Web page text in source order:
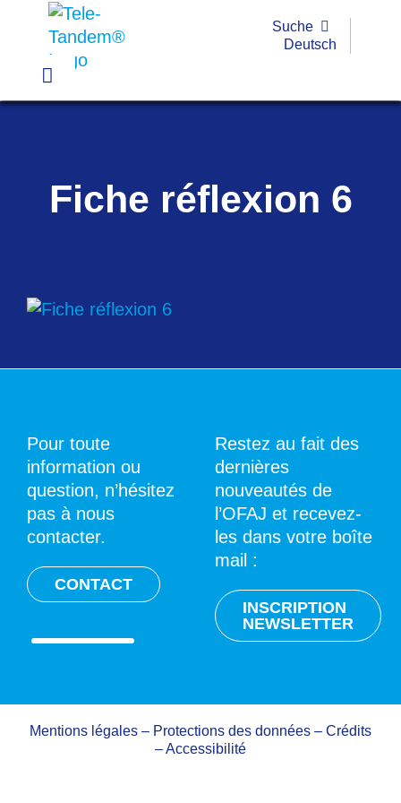
Passer
contenu
Toggle
Navigation
Suche
Deutsch
Fiche réflexion 6
Pour toute
information ou
question, n’hésitez
pas à nous
contacter.
CONTACT
Restez au fait des
dernières
nouveautés de
l’OFAJ et recevez-
les dans votre boîte
mail :
INSCRIPTION
NEWSLETTER
Mentions légales – Protections des données – Crédits
–Accessibilité